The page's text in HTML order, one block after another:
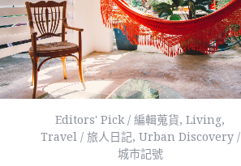
Editors' Pick / 編輯蒐貨, Living,
Travel / 旅人日記, Urban Discovery /
城市記號